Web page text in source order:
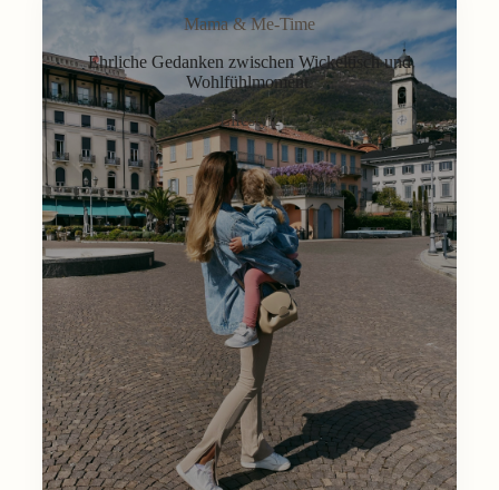
Mama & Me-Time
Ehrliche Gedanken zwischen Wickeltisch und
Wohlfühlmoment.
Lifestyle